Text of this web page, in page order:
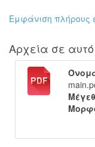
Εμφάνιση πλήρους
Αρχεία σε αυτό